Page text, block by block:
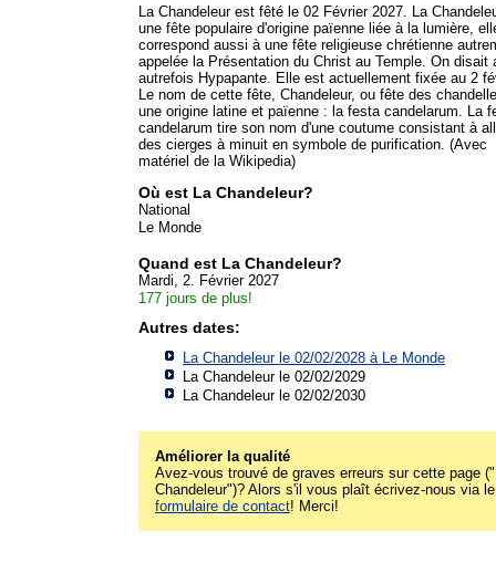
La Chandeleur est fêté le 02 Février 2027. La
une fête populaire d'origine païenne liée à la lumière,
correspond aussi à une fête religieuse chrétienne
appelée la Présentation du Christ au Temple. On disait
autrefois Hypapante. Elle est actuellement fixée au 2
Le nom de cette fête, Chandeleur, ou fête des
une origine latine et païenne : la festa candelarum. La
candelarum tire son nom d'une coutume consistant à
des cierges à minuit en symbole de purification. (Avec
matériel de la Wikipedia)
Où est La Chandeleur?
National
Le Monde
Quand est La Chandeleur?
Mardi, 2. Février 2027
177 jours de plus!
Autres dates:
La Chandeleur le 02/02/2028 à
Le Monde
La Chandeleur le 02/02/2029
La Chandeleur le 02/02/2030
Améliorer la qualité
Avez-vous trouvé de graves erreurs sur cette page
Chandeleur")? Alors s'il vous plaît écrivez-nous via le
formulaire de contact! Merci!